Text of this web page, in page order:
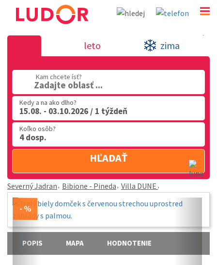
Villa DUNE - Bibione - Pineda - Severný
02 2063 3182
leto zima
Kam chcete ísť?
Zadajte oblasť ...
Kedy a na ako dlho?
15.08. - 03.10.2026 / 1 týždeň
Koľko osôb?
4 dosp.
HĽADAŤ
Severný Jadran Bibione - Pineda Villa DUNE
POPIS MAPA HODNOTENIE